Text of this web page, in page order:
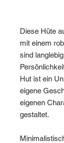
Diese Hüte
mit einem
sind
Hut ist ein
eigene
eigenen
gestaltet.